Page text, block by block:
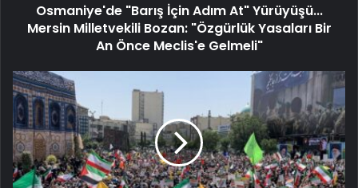
Osmaniye'de "Barış İçin Adım At" Yürüyüşü...
Mersin Milletvekili Bozan: "Özgürlük Yasaları Bir
An Önce Meclis'e Gelmeli"